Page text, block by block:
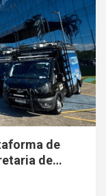
de
de